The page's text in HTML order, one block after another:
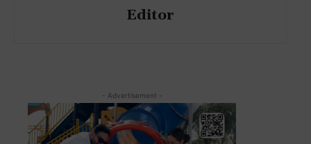
Editor
- Advertisement -